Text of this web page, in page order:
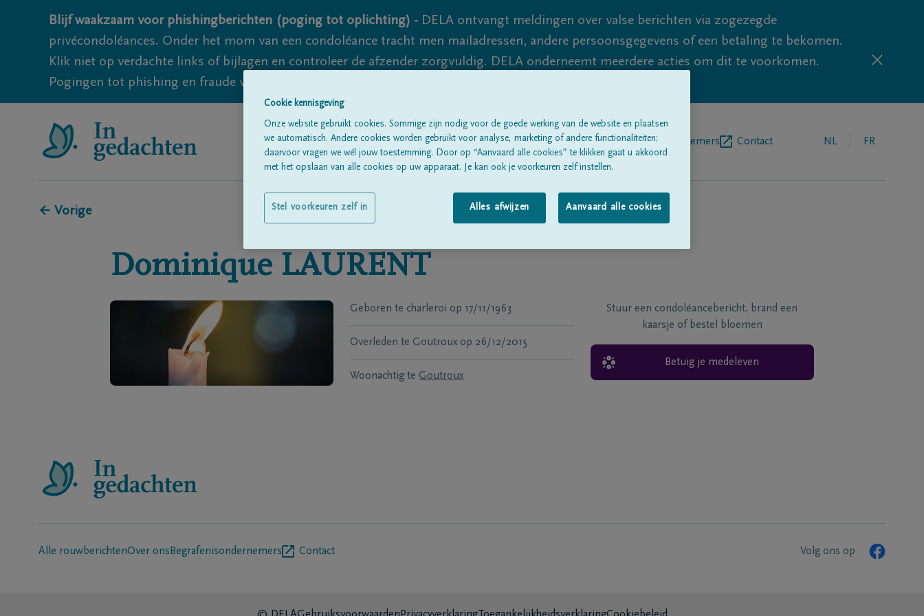
Blijf waakzaam voor phishingberichten (poging tot oplichting) - DELA ontvangt meldingen over valse berichten via zogezegde
privécondoléances. Onder het mom van een condoléance tracht men mailadressen, andere persoonsgegevens of een betaling te bekomen.
Klik niet op verdachte links of bijlagen en controleer de afzender zorgvuldig. DELA onderneemt meerdere acties om dit te voorkomen.
Pogingen tot phishing en fraude vallen echter nooit volledig uit te sluiten, dus blijf waakzaam.
Alle rouwberichten Over onsBegrafenisondernemers Contact NL FR
← Vorige
Dominique LAURENT
Geboren te charleroi op 17/11/1963
Overleden te Goutroux op 26/12/2015
Woonachtig te Goutroux
Stuur een condoléancebericht, brand een
kaarsje of bestel bloemen
Betuig je medeleven
Alle rouwberichtenOver ons Begrafenisondernemers Contact Volg ons op
Cookie kennisgeving
Onze website gebruikt cookies. Sommige zijn nodig voor de goede werking van de website en plaatsen
we automatisch. Andere cookies worden gebruikt voor analyse, marketing of andere functionaliteiten;
daarvoor vragen we wél jouw toestemming. Door op “Aanvaard alle cookies” te klikken gaat u akkoord
met het opslaan van alle cookies op uw apparaat. Je kan ook je voorkeuren zelf instellen.
Alles afwijzen Aanvaard alle cookies
Stel voorkeuren zelf in